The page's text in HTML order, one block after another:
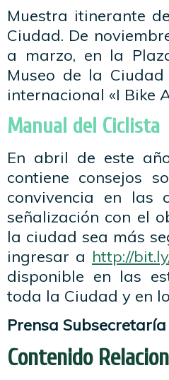
Muestra itinerante
Ciudad. De
a marzo, en la
Museo de la
internacional «I Bike
Manual del Ciclista
En abril de este
contiene consejos
convivencia en las
señalización con el
la ciudad sea más
ingresar a http://
disponible en las
toda la Ciudad y en
Prensa
Contenido